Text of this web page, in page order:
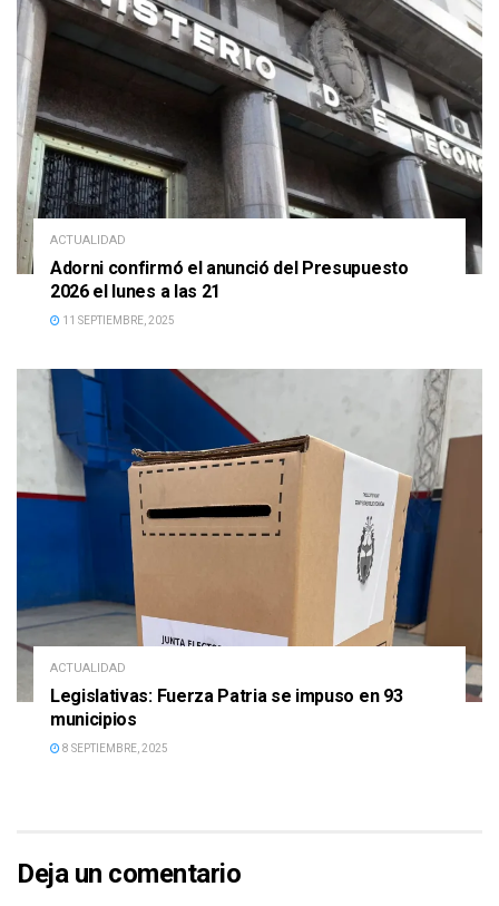
ACTUALIDAD
Adorni confirmó el anunció del Presupuesto
2026 el lunes a las 21
11 SEPTIEMBRE, 2025
ACTUALIDAD
Legislativas: Fuerza Patria se impuso en 93
municipios
8 SEPTIEMBRE, 2025
Deja un comentario